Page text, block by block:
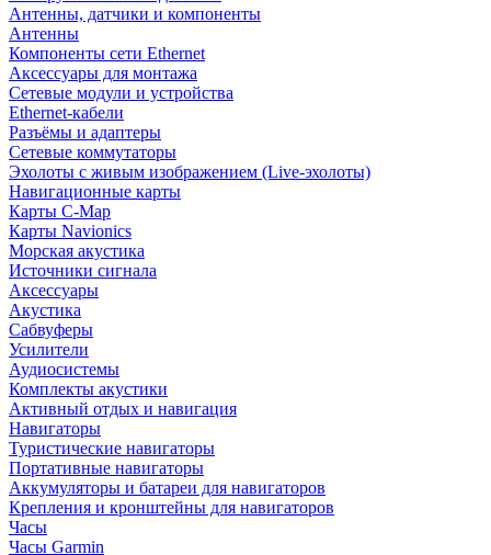
Антенны, датчики и компоненты
Антенны
Компоненты сети Ethernet
Аксессуары для монтажа
Сетевые модули и устройства
Ethernet-кабели
Разъёмы и адаптеры
Сетевые коммутаторы
Эхолоты с живым изображением (Live-эхолоты)
Навигационные карты
Карты C-Map
Карты Navionics
Морская акустика
Источники сигнала
Аксессуары
Акустика
Сабвуферы
Усилители
Аудиосистемы
Комплекты акустики
Активный отдых и навигация
Навигаторы
Туристические навигаторы
Портативные навигаторы
Аккумуляторы и батареи для навигаторов
Крепления и кронштейны для навигаторов
Часы
Часы Garmin